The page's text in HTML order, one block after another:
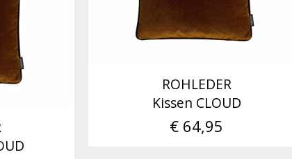
ROHLEDER
Kissen CLOUD
€ 64,95